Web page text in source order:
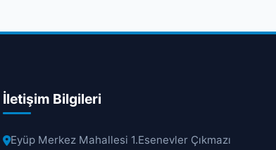
İletişim Bilgileri
Eyüp Merkez Mahallesi 1.Esenevler Çıkmazı